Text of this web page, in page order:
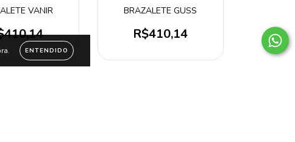
ENTENDIDO
VANIR BRAZALETE GUSS
R$410,14